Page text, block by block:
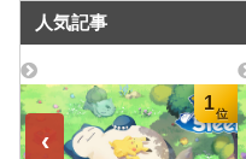
人気記事
‹
1